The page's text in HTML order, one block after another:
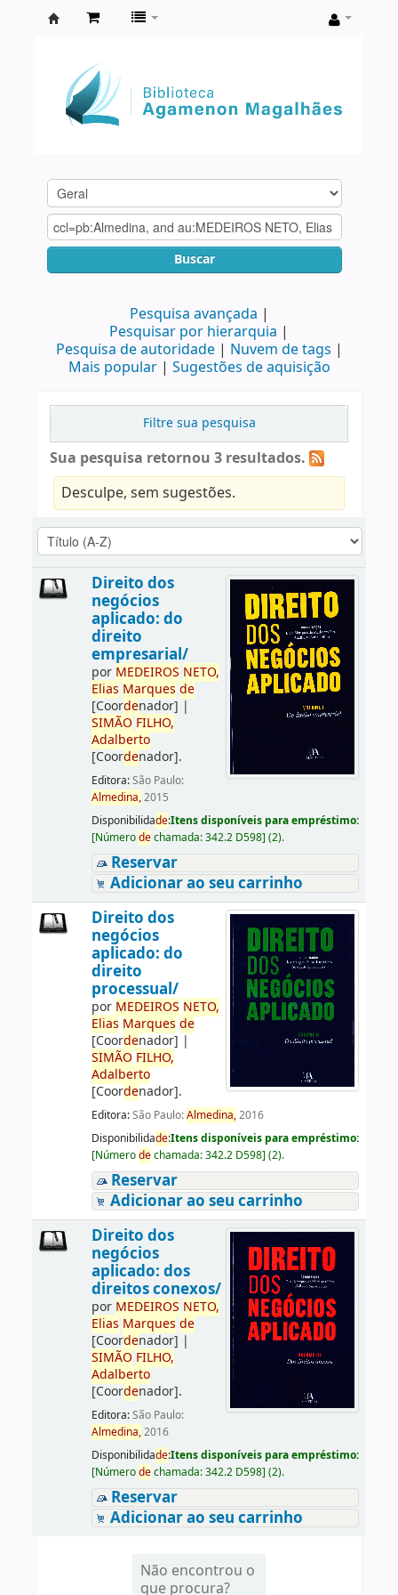
Agamenon
Magalhães
Buscar
Pesquisa avançada
Pesquisar por hierarquia
Pesquisa de autoridade
Nuvem de tags
Mais popular
Sugestões de aquisição
Filtre sua pesquisa
Sua pesquisa retornou 3 resultados.
Desculpe, sem sugestões.
Direito dos
negócios
aplicado: do
direito
empresarial/
por MEDEIROS NETO,
Elias Marques de
[Coordenador] |
SIMÃO FILHO,
Adalberto
[Coordenador].
Editora:São Paulo:
Almedina,2015
Disponibilidade:Itens disponíveis para empréstimo:
[Númerodechamada:342.2 D598] (2).
Reservar
Adicionar ao seu carrinho
Direito dos
negócios
aplicado: do
direito
processual/
por MEDEIROS NETO,
Elias Marques de
[Coordenador] |
SIMÃO FILHO,
Adalberto
[Coordenador].
Editora:São Paulo:Almedina,2016
Disponibilidade:Itens disponíveis para empréstimo:
[Númerodechamada:342.2 D598] (2).
Reservar
Adicionar ao seu carrinho
Direito dos
negócios
aplicado: dos
direitos conexos/
por MEDEIROS NETO,
Elias Marques de
[Coordenador] |
SIMÃO FILHO,
Adalberto
[Coordenador].
Editora:São Paulo:
Almedina,2016
Disponibilidade:Itens disponíveis para empréstimo:
[Númerodechamada:342.2 D598] (2).
Reservar
Adicionar ao seu carrinho
Não encontrou o
que procura?